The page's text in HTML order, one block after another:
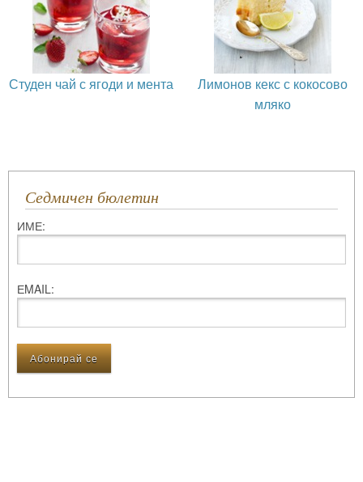
Студен чай с ягоди и мента
Лимонов кекс с кокосово
мляко
Седмичен бюлетин
ИМЕ:
ЕMAIL: